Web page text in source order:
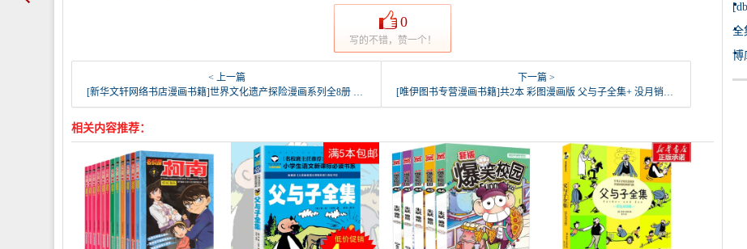
0
写的不错，赞一个！
< 上一篇
[新华文轩网络书店漫画书籍]世界文化遗产探险漫画系列全8册 儿童月销量60件仅售88元
下一篇 >
[唯伊图书专营漫画书籍]共2本 彩图漫画版 父与子全集+ 没月销量65件仅售28元
相关内容推荐：
全
博